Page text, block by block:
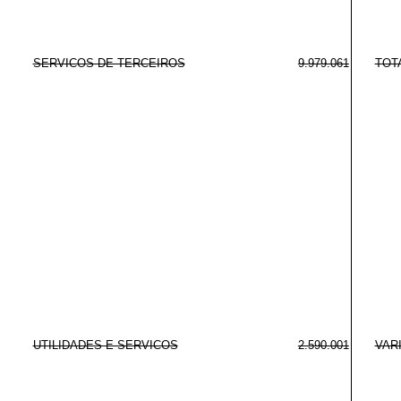
SERVICOS DE TERCEIROS 9.979.061
UTILIDADES E SERVICOS 2.590.001